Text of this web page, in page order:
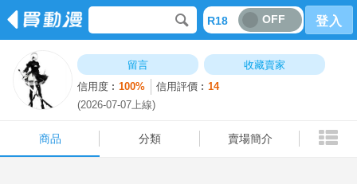
R18 OFF 登入
留言
收藏賣家
信用度︰100% 信用評價︰14
(2026-07-07上線)
商品 分類 賣場簡介
分類 賣場簡介